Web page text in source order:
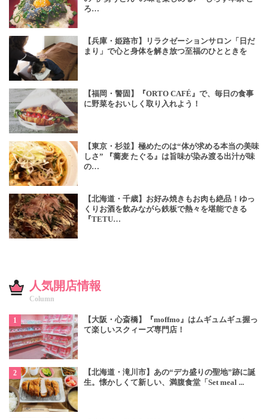
ろ…
【兵庫・姫路市】リラクゼーションサロン「日だ
まり」で心と身体を解き放つ至福のひとときを
【福岡・警固】『ORTO CAFÉ』で、毎日の食事
に野菜をおいしく取り入れよう！
【東京・杉並】極めたのは“体が求める本当の美味
しさ” 『蕎麦 たぐる』は旨味が染み渡る出汁が味
の…
【北海道・千歳】お好み焼きもお肉も絶品！ゆっ
くりお酒を飲みながら鉄板で熱々を堪能できる
『TETU…
人気開店情報
Column
【大阪・心斎橋】『moffmo』はムギュムギュ握っ
て楽しいスクィーズ専門店！
【北海道・滝川市】あの“デカ盛りの聖地”跡に誕
生。懐かしくて新しい、満腹食堂「Set meal ...